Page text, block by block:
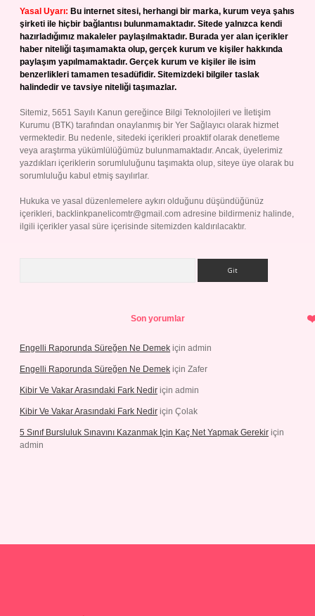
Yasal Uyarı: Bu internet sitesi, herhangi bir marka, kurum veya şahıs
şirketi ile hiçbir bağlantısı bulunmamaktadır. Sitede yalnızca kendi
hazırladığımız makaleler paylaşılmaktadır. Burada yer alan içerikler
haber niteliği taşımamakta olup, gerçek kurum ve kişiler hakkında
paylaşım yapılmamaktadır. Gerçek kurum ve kişiler ile isim
benzerlikleri tamamen tesadüfidir. Sitemizdeki bilgiler taslak
halindedir ve tavsiye niteliği taşımazlar.
Sitemiz, 5651 Sayılı Kanun gereğince Bilgi Teknolojileri ve İletişim
Kurumu (BTK) tarafından onaylanmış bir Yer Sağlayıcı olarak hizmet
vermektedir. Bu nedenle, sitedeki içerikleri proaktif olarak denetleme
veya araştırma yükümlülüğümüz bulunmamaktadır. Ancak, üyelerimiz
yazdıkları içeriklerin sorumluluğunu taşımakta olup, siteye üye olarak bu
sorumluluğu kabul etmiş sayılırlar.
Hukuka ve yasal düzenlemelere aykırı olduğunu düşündüğünüz
içerikleri, backlinkpanelicomtr@gmail.com adresine bildirmeniz halinde,
ilgili içerikler yasal süre içerisinde sitemizden kaldırılacaktır.
Son yorumlar
Engelli Raporunda Süreğen Ne Demek için admin
Engelli Raporunda Süreğen Ne Demek için Zafer
Kibir Ve Vakar Arasındaki Fark Nedir için admin
Kibir Ve Vakar Arasındaki Fark Nedir için Çolak
5 Sınıf Bursluluk Sınavını Kazanmak Için Kaç Net Yapmak Gerekir için
admin